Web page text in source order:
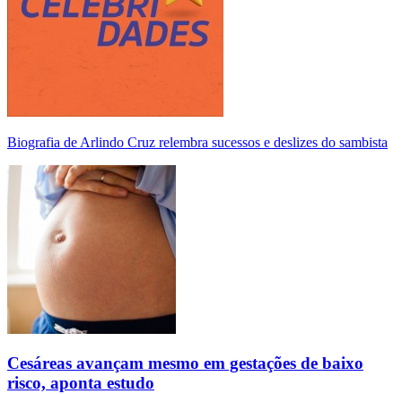
Biografia de Arlindo Cruz relembra sucessos e deslizes do sambista
Cesáreas avançam mesmo em gestações de baixo
risco, aponta estudo